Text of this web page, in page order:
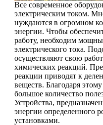
Все современное
электрическим током.
нуждаются в огромном
энергии. Чтобы
работу, необходим
электрического тока.
осуществляют свою
химических реакций.
реакции приводят к
веществ. Благодаря
большое количество
Устройства,
энергии определенного
установками.